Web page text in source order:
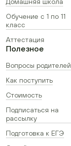
Домашняя школа
Обучение с 1 по 11
класс
Аттестация
Полезное
Вопросы родителей
Как поступить
Стоимость
Подписаться на
рассылку
Подготовка к ЕГЭ